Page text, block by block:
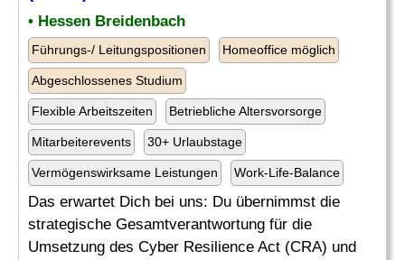
• Hessen Breidenbach
Führungs-/ Leitungspositionen Homeoffice möglich
Abgeschlossenes Studium
Flexible Arbeitszeiten Betriebliche Altersvorsorge
Mitarbeiterevents 30+ Urlaubstage
Vermögenswirksame Leistungen Work-Life-Balance
Das erwartet Dich bei uns: Du übernimmst die
strategische Gesamtverantwortung für die
Umsetzung des Cyber Resilience Act (CRA) und